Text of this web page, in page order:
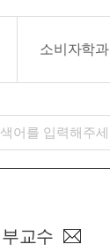
소비자학과
교수